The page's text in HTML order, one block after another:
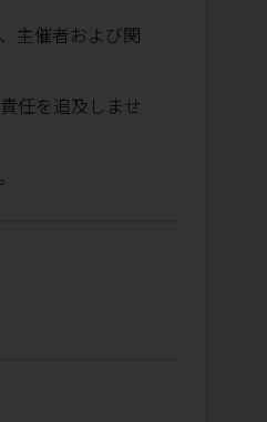
主催者および関
任を追及しませ